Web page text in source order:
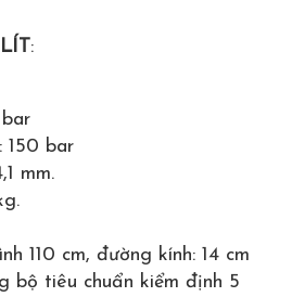
:
150 bar
mm.
110 cm, đường kính: 14 cm
bộ tiêu chuẩn kiểm định 5